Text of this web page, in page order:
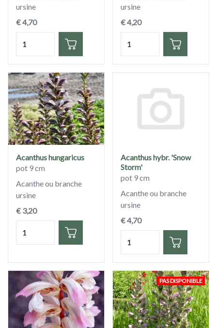
ursine
€ 4,70
ursine
€ 4,20
Acanthus hungaricus
pot 9 cm
Acanthe ou branche
ursine
€ 3,20
Acanthus hybr. 'Snow
Storm'
pot 9 cm
Acanthe ou branche
ursine
€ 4,70
PAS DISPONIBLE